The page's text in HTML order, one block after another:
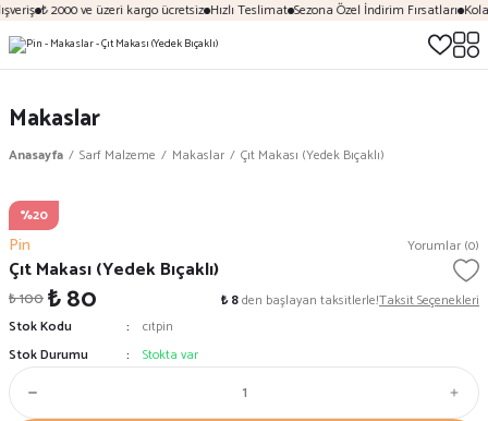
₺ 2000 ve üzeri kargo ücretsiz Hızlı Teslimat Sezona Özel İndirim Fırsatları
Makaslar
Anasayfa Sarf Malzeme Makaslar Çıt Makası (Yedek Bıçaklı)
%20
Pin Yorumlar (0)
Çıt Makası (Yedek Bıçaklı)
₺ 100₺ 80 ₺ 8den başlayan taksitlerle!Taksit Seçenekleri
Stok Kodu
cıtpin
Stok Durumu
Stokta var